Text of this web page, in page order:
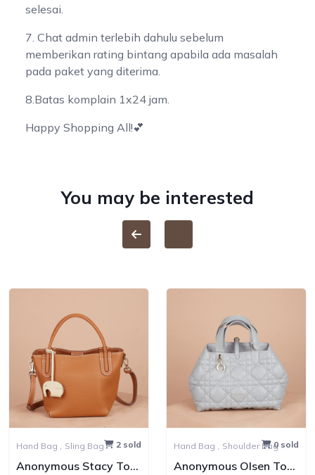
selesai.
7. Chat admin terlebih dahulu sebelum
memberikan rating bintang apabila ada masalah
pada paket yang diterima.
8.Batas komplain 1x24 jam.
Happy Shopping All!💕
You may be interested
2 sold
Sling Bag
Anonymous Stacy Tote
0 sold
Shoulder Bag
Anonymous Olsen Tote